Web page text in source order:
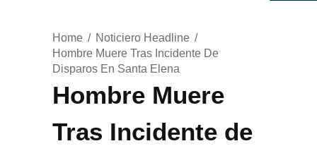
Home
Noticiero Headline
Hombre Muere Tras Incidente De
Disparos En Santa Elena
Hombre Muere
Tras Incidente de